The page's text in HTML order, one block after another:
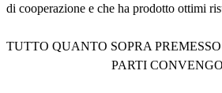
di cooperazione e che ha prodotto ottimi
TUTTO QUANTO SOPRA
PARTI